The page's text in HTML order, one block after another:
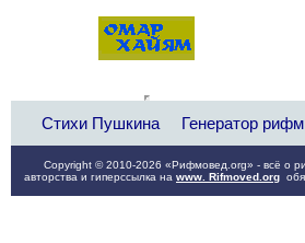
Стихи Пушкина Генератор
Copyright © 2010-2026 «Рифмовед.org» - всё о
авторства и гиперссылка на www. Rifmoved.org